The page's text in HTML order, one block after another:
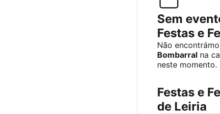
Sem
Festas e
Não
Bombarral na
neste momento.
Festas e
de Leiria